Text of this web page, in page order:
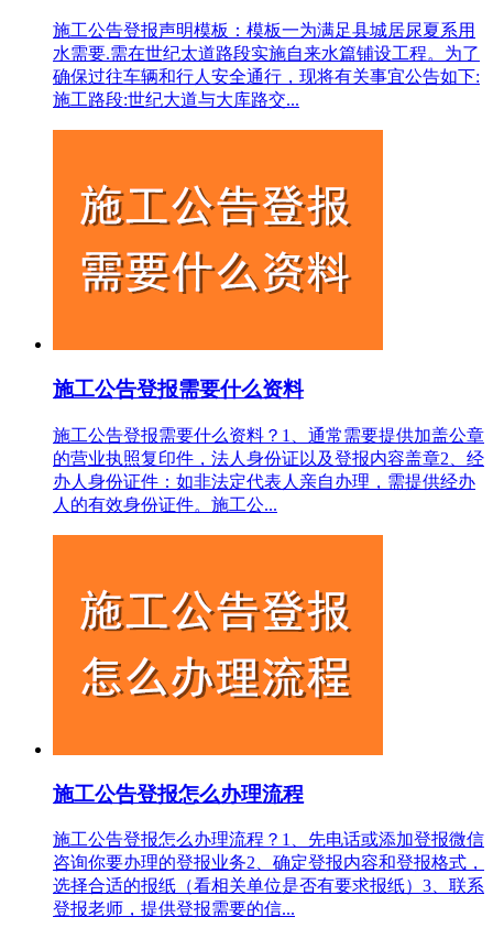
施工公告登报声明模板：模板一为满足县城居尿夏系用
水需要.需在世纪太道路段实施自来水篇铺设工程。为了
确保过往车辆和行人安全通行，现将有关事宜公告如下:
施工路段:世纪大道与大库路交...
施工公告登报需要什么资料
施工公告登报需要什么资料？1‌、通常需要提供加盖公章
的营业执照复印件，法人身份证以及登报内容盖章2、经
办人身份证件‌：如非法定代表人亲自办理，需提供经办
人的有效身份证件。施工公...
施工公告登报怎么办理流程
施工公告登报怎么办理流程？1、先电话或添加登报微信
咨询你要办理的登报业务2、确定登报内容和登报格式，
选择合适的报纸（看相关单位是否有要求报纸）3、联系
登报老师，提供登报需要的信...